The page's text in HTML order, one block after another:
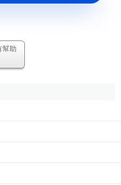
實務.機械工業出版
合法性探討[J].北方經
幫助